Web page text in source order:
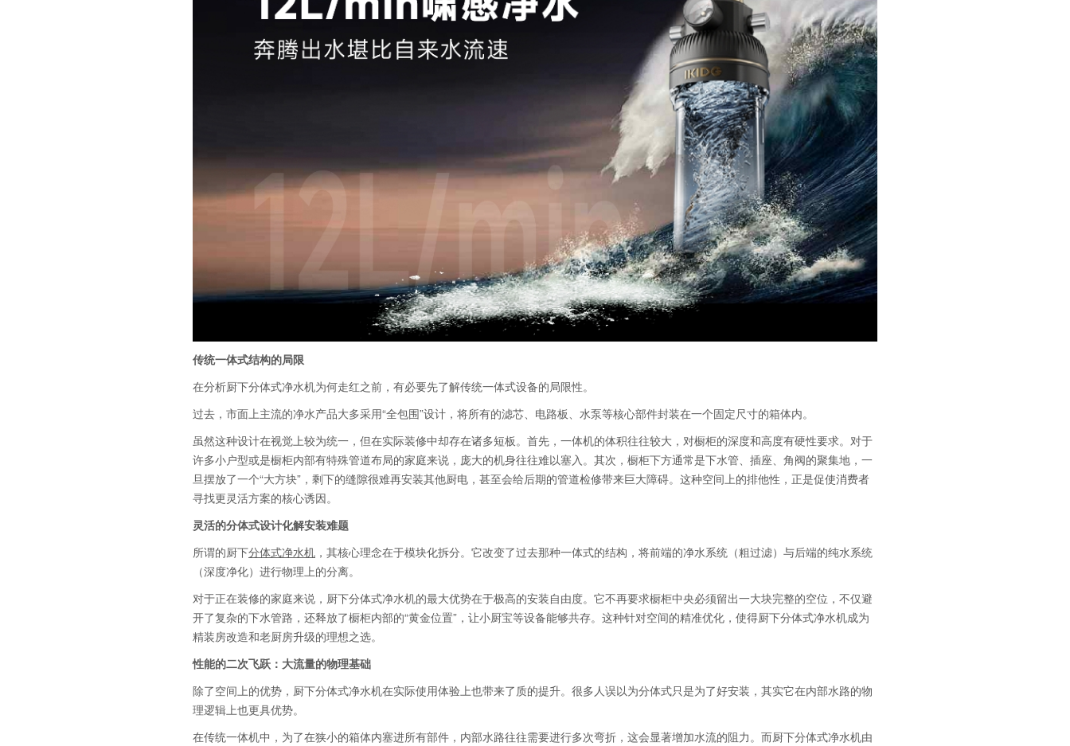
传统一体式结构的局限
在分析厨下分体式净水机为何走红之前，有必要先了解传统一体式设备的局限性。
过去，市面上主流的净水产品大多采用“全包围”设计，将所有的滤芯、电路板、水泵等核心部件封装在一个固定尺寸的箱体内。
虽然这种设计在视觉上较为统一，但在实际装修中却存在诸多短板。首先，一体机的体积往往较大，对橱柜的深度和高度有硬性要求。对于
许多小户型或是橱柜内部有特殊管道布局的家庭来说，庞大的机身往往难以塞入。其次，橱柜下方通常是下水管、插座、角阀的聚集地，一
旦摆放了一个“大方块”，剩下的缝隙很难再安装其他厨电，甚至会给后期的管道检修带来巨大障碍。这种空间上的排他性，正是促使消费者
寻找更灵活方案的核心诱因。
灵活的分体式设计化解安装难题
所谓的厨下分体式净水机 ，其核心理念在于模块化拆分。它改变了过去那种一体式的结构，将前端的净水系统（粗过滤）与后端的纯水系统
（深度净化）进行物理上的分离。
对于正在装修的家庭来说，厨下分体式净水机的最大优势在于极高的安装自由度。它不再要求橱柜中央必须留出一大块完整的空位，不仅避
开了复杂的下水管路，还释放了橱柜内部的“黄金位置”，让小厨宝等设备能够共存。这种针对空间的精准优化，使得厨下分体式净水机成为
精装房改造和老厨房升级的理想之选。
性能的二次飞跃：大流量的物理基础
除了空间上的优势，厨下分体式净水机在实际使用体验上也带来了质的提升。很多人误以为分体式只是为了好安装，其实它在内部水路的物
理逻辑上也更具优势。
在传统一体机中，为了在狭小的箱体内塞进所有部件，内部水路往往需要进行多次弯折，这会显著增加水流的阻力。而厨下分体式净水机由